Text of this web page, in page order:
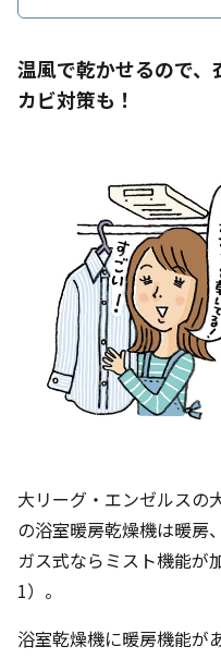
温風で乾かせるので
カビ対策も！
大リーグ・エンゼルスの
の浴室暖房乾燥機は暖房
ガス式ならミスト機能が
1）。
浴室乾燥機に暖房機能が